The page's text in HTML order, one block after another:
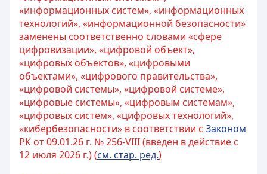
«информационных систем», «информационных
технологий», «информационной безопасности»
заменены соответственно словами «сфере
цифровизации», «цифровой объект»,
«цифровых объектов», «цифровыми
объектами», «цифрового правительства»,
«цифровой системы», «цифровой системе»,
«цифровые системы», «цифровым системам»,
«цифровых систем», «цифровых технологий»,
«кибербезопасности» в соответствии с Законом
РК от 09.01.26 г. № 256-VIII (введен в действие с
12 июля 2026 г.) (см. стар. ред.)